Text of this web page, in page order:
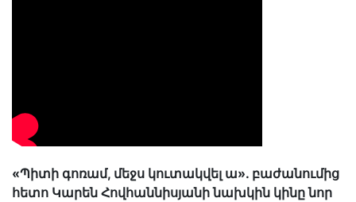
«Պիտի գոռամ, մեջս կուտակվել ա». բաժանումից
հետո Կարեն Հովհաննիսյանի նախկին կինը նոր